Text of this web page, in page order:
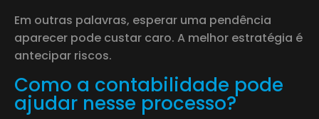
Em outras palavras, esperar uma pendência
aparecer pode custar caro. A melhor estratégia é
antecipar riscos.
Como a contabilidade pode
ajudar nesse processo?